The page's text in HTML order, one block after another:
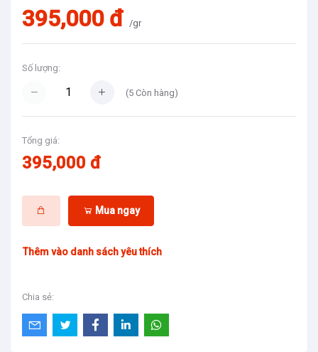
395,000 đ /gr
Số lượng:
(5 Còn hàng)
Tổng giá:
395,000 đ
Mua ngay
Thêm vào danh sách yêu thích
Chia sẻ: